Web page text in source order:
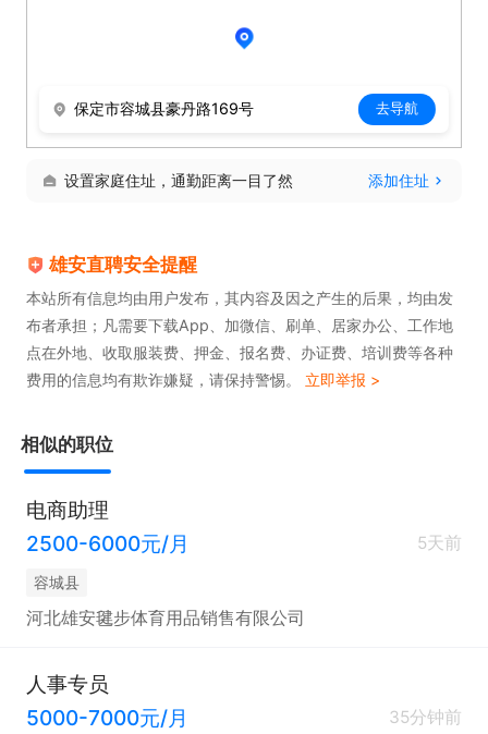
保定市容城县豪丹路169号 去导航
设置家庭住址，通勤距离一目了然 添加住址
雄安直聘安全提醒
本站所有信息均由用户发布，其内容及因之产生的后果，均由发
布者承担；凡需要下载App、加微信、刷单、居家办公、工作地
点在外地、收取服装费、押金、报名费、办证费、培训费等各种
费用的信息均有欺诈嫌疑，请保持警惕。 立即举报 >
相似的职位
电商助理
2500-6000元/月
5天前
容城县
河北雄安毽步体育用品销售有限公司
人事专员
5000-7000元/月
35分钟前